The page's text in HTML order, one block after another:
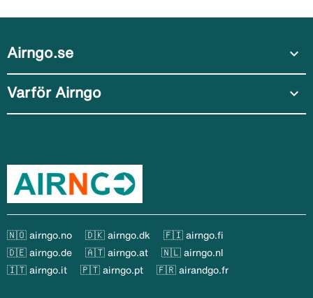
Airngo.se expand_more
Varför Airngo expand_more
🇳🇴 airngo.no 🇩🇰 airngo.dk
🇫🇮 airngo.fi
🇩🇪 airngo.de
🇦🇹 airngo.at
🇳🇱 airngo.nl
🇮🇹 airngo.it
🇵🇹 airngo.pt 🇫🇷 airandgo.fr